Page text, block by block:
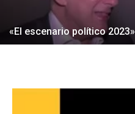
«El escenario político 2023»